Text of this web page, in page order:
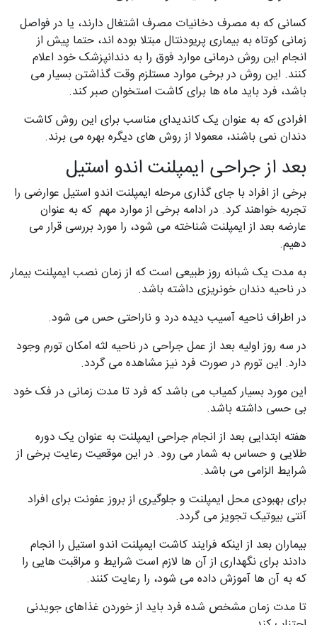
کسانی که به مصرف دخانیات مصرف اشتغال دارند، یا در فواصل
زمانی کوتاه به بیماری پریودنتال مبتلا بوده اند، حتما پیش از
انجام این روش درمانی موارد فوق را به دندانپزشک خود اعلام
کنند. این روش در برخی موارد مستلزم وقت گذاشتن بسیار می
باشد، فرد باید ماه ها برای کاشت استخوان صبر کند.
افرادی که به عنوان یک کاندیدای مناسب برای این روش کاشت
دندان نمی باشند، معمولا از روش های دیگره بهره می برند.
بعد از جراحی ایمپلنت اندو استیل
برخی از افراد با جای گذاری مرحله ایمپلنت اندو استیل عوارضی را
تجربه خواهند کرد. در ادامه برخی از موارد مهم که به عنوان
عارضه بعد از ایمپلنت شناخته می شود، را مورد بررسی قرار می
دهیم.
به مدت یک شبانه روز طبیعی است که از زمان نصب ایمپلنت بیمار
در ناحیه دندان خونریزی داشته باشد.
در اطراف ناحیه آسیب دیده درد و ناراحتی حس می شود.
در سه روز اولیه بعد از عمل جراحی در ناحیه لثه امکان تورم وجود
دارد. این تورم در صورت فرد نیز مشاهده می گردد.
این مورد بسیار کمیاب می باشد که فرد تا مدت زمانی در فک خود
بی حسی داشته باشد.
هفته ابتدایی بعد از انجام جراحی ایمپلنت به عنوان یک دوره
طلایی و حساس به شمار می رود. در این موقعیت رعایت برخی از
شرایط الزامی می باشد.
برای بهبودی محل ایمپلنت و جلوگیری از بروز عفونت برای افراد
آنتی بیوتیک تجویز می گردد.
بیماران بعد از اینکه فرایند کاشت ایمپلنت اندو استیل را انجام
دادند برای نگهداری از آن ها لازم است شرایط و مراقبت هایی را
که به آن ها آموزش داده می شود، را رعایت کنند.
تا مدت زمان مشخص شده فرد باید از خوردن غذاهای جویدنی